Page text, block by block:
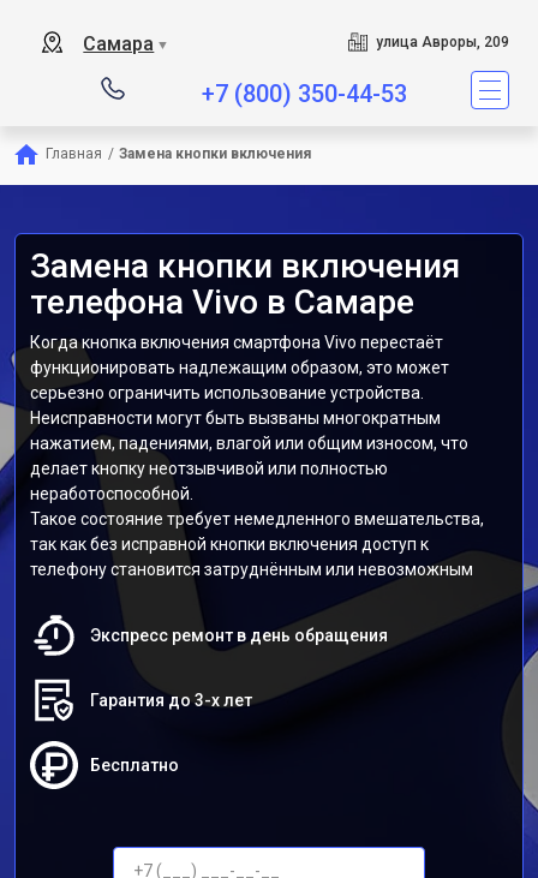
Самара ▼ улица Авроры, 209
+7 (800) 350-44-53
Главная / Замена кнопки включения
Замена кнопки включения
телефона Vivo в Самаре
Когда кнопка включения смартфона Vivo перестаёт
функционировать надлежащим образом, это может
серьезно ограничить использование устройства.
Неисправности могут быть вызваны многократным
нажатием, падениями, влагой или общим износом, что
делает кнопку неотзывчивой или полностью
неработоспособной.
Такое состояние требует немедленного вмешательства,
так как без исправной кнопки включения доступ к
телефону становится затруднённым или невозможным
Экспресс ремонт в день обращения
Гарантия до 3-х лет
Бесплатно